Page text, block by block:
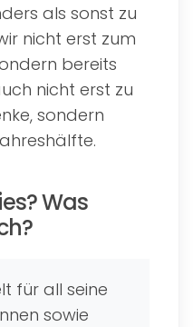
als sonst zu
nicht erst zum
bereits
nicht erst zu
sondern
Was
für all seine
sowie